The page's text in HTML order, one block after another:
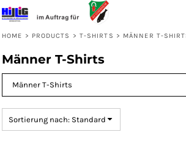
HOME > PRODUCTS > T-SHIRTS > MÄNNER T-
Männer T-Shirts
Sortierung nach: Standard
Standard